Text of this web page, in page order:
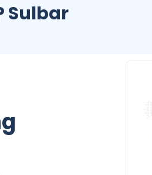
Sulbar